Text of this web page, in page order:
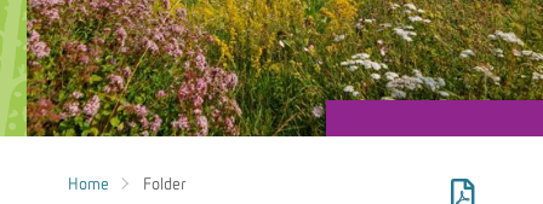
Home Folder